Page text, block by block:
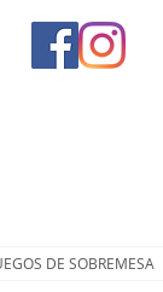
DE SOBREMESA